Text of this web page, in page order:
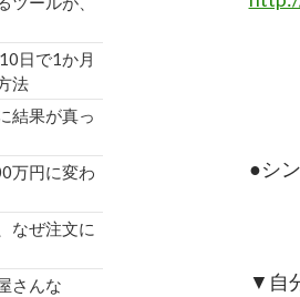
●シ
▼自
日で1か月
法
結果が真っ
万円に変わ
なぜ注文に
さんな